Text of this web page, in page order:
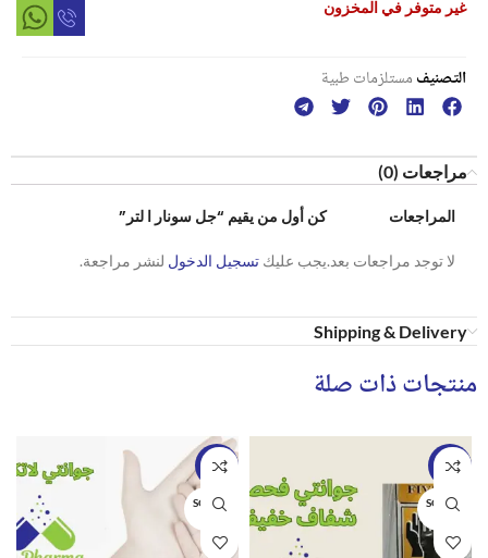
غير متوفر في المخزون
التصنيفمستلزمات طبية
مراجعات (0)
المراجعات
لا توجد مراجعات بعد.
كن أول من يقيم “جل سونار ا لتر”
يجب عليك تسجيل الدخول لنشر مراجعة.
Shipping & Delivery
منتجات ذات صلة
-35%
SOLD O
-26%
SOLD O